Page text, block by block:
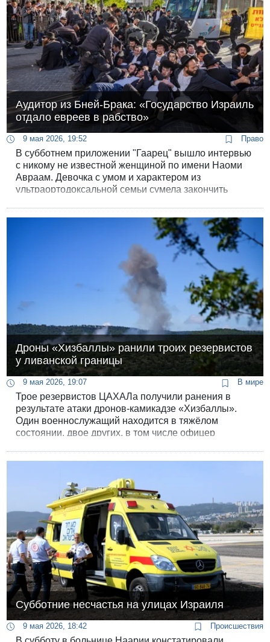
Аудитор из Бней-Брака: «Государство Израиль
отдало евреев в рабство»
9 мая 2026, 19:52 Право
В субботнем приложении "Гаарец" вышло интервью
с никому не известной женщиной по имени Наоми
Авраам. Девочка с умом и характером из
ультраортодоксальной семьи сумела закончить
Дроны «Хизбаллы» ранили троих резервистов
у ливанской границы
9 мая 2026, 19:07 В мире
Трое резервистов ЦАХАЛа получили ранения в
результате атаки дронов-камикадзе «Хизбаллы».
Один военнослужащий находится в тяжёлом
состоянии, двое других, в том числе офицер
Субботние несчастья на улицах Израиля
9 мая 2026, 18:42 Происшествия